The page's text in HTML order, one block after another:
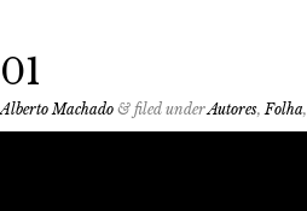
Machado & filed underAutores,Folha,